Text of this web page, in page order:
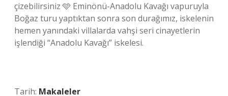
çizebilirsiniz 🩵 Eminönü-Anadolu Kavağı vapuruyla
Boğaz turu yaptıktan sonra son durağımız, iskelenin
hemen yanındaki villalarda vahşi seri cinayetlerin
işlendiği “Anadolu Kavağı” iskelesi.
Tarih: Makaleler